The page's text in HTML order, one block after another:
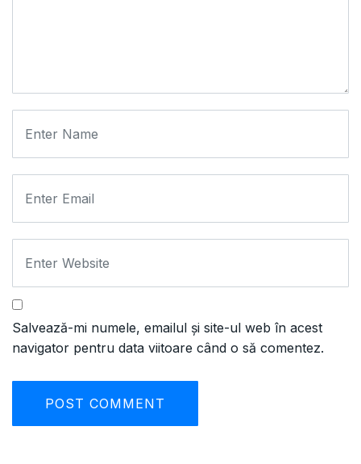
Salvează-mi numele, emailul și site-ul web în acest
navigator pentru data viitoare când o să comentez.